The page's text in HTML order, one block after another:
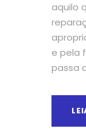
aquilo
e pela
passa